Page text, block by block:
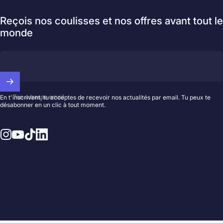
Reçois nos coulisses et nos offres avant tout le
monde
Ton adresse email
En t'inscrivant, tu acceptes de recevoir nos actualités par email. Tu peux te
désabonner en un clic à tout moment.